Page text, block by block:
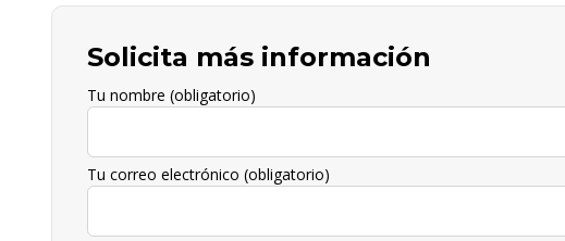
Solicita más información
Tu nombre (obligatorio)
Tu correo electrónico (obligatorio)